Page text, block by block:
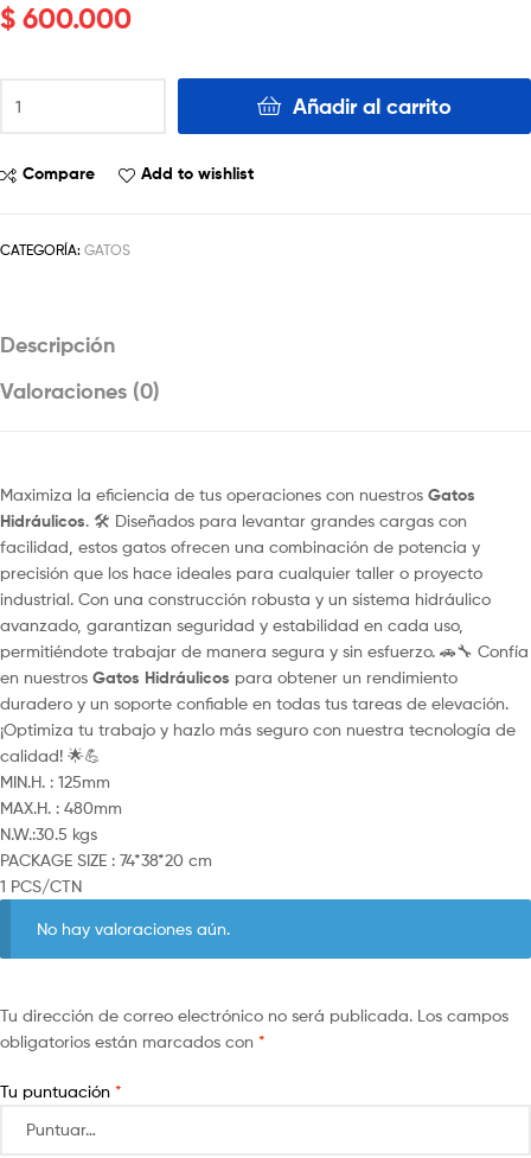
$ 600.000
Añadir al carrito
Compare Add to wishlist
CATEGORÍA: GATOS
Descripción
Valoraciones (0)
Maximiza la eficiencia de tus operaciones con nuestros Gatos
Hidráulicos. 🛠️ Diseñados para levantar grandes cargas con
facilidad, estos gatos ofrecen una combinación de potencia y
precisión que los hace ideales para cualquier taller o proyecto
industrial. Con una construcción robusta y un sistema hidráulico
avanzado, garantizan seguridad y estabilidad en cada uso,
permitiéndote trabajar de manera segura y sin esfuerzo. 🚗🔧 Confía
en nuestros Gatos Hidráulicos para obtener un rendimiento
duradero y un soporte confiable en todas tus tareas de elevación.
¡Optimiza tu trabajo y hazlo más seguro con nuestra tecnología de
calidad! 🌟💪
MIN.H. : 125mm
MAX.H. : 480mm
N.W.:30.5 kgs
PACKAGE SIZE : 74*38*20 cm
1 PCS/CTN
No hay valoraciones aún.
Tu dirección de correo electrónico no será publicada. Los campos
obligatorios están marcados con *
Tu puntuación *